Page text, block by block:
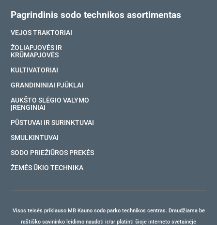
Pagrindinis sodo technikos asortimentas
VEJOS TRAKTORIAI
ŽOLIAPJOVĖS IR
KRŪMAPJOVĖS
KULTIVATORIAI
GRANDININIAI PJŪKLAI
AUKŠTO SLĖGIO VALYMO
ĮRENGINIAI
PŪSTUVAI IR SURINKTUVAI
SMULKINTUVAI
SODO PRIEŽIŪROS PREKĖS
ŽEMĖS ŪKIO TECHNIKA
Visos teisės priklauso MB Kauno sodo parko technikos centras. Draudžiama be
raštiško savininko leidimo naudoti ir/ar platinti šioje interneto svetainėje